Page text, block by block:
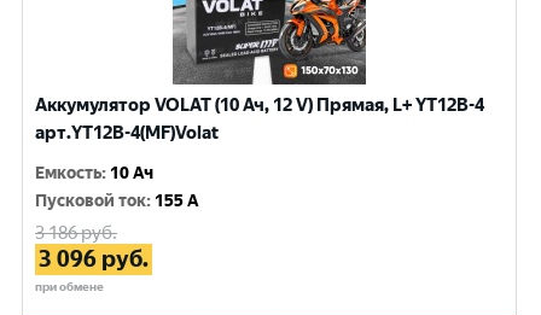
Аккумулятор VOLAT (10 Ач, 12 V) Прямая, L+ YT12B-4
арт.YT12B-4(MF)Volat
Емкость: 10 Ач
Пусковой ток: 155 A
3 186руб.
3 096 руб.
при обмене